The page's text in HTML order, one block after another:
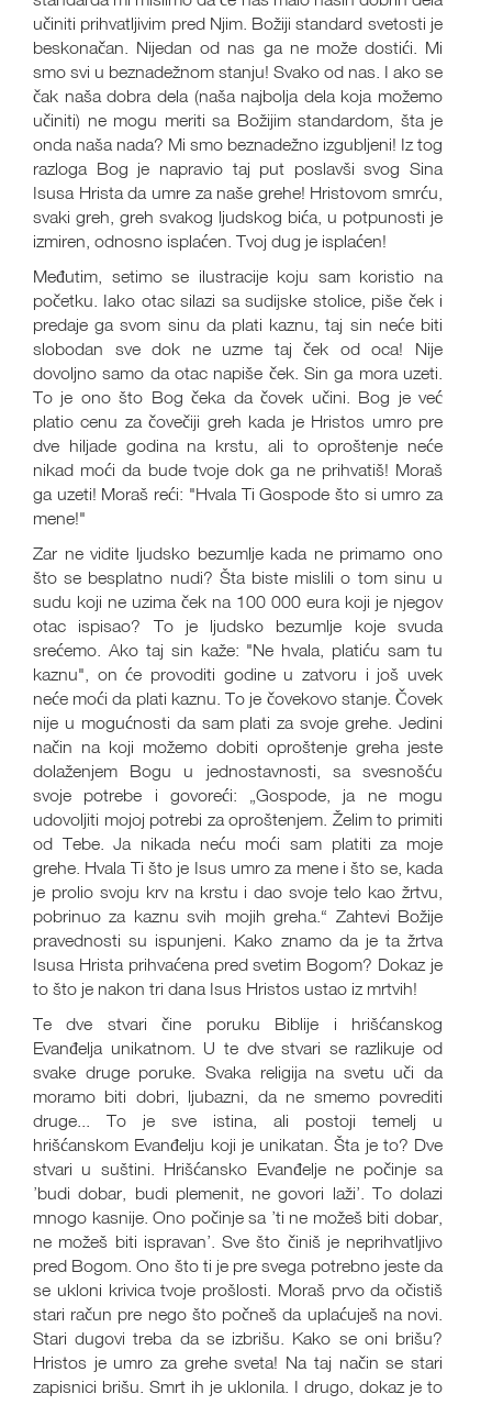
učiniti prihvatljivim pred Njim. Božiji standard svetosti je
beskonačan. Nijedan od nas ga ne može dostići. Mi
smo svi u beznadežnom stanju! Svako od nas. I ako se
čak naša dobra dela (naša najbolja dela koja možemo
učiniti) ne mogu meriti sa Božijim standardom, šta je
onda naša nada? Mi smo beznadežno izgubljeni! Iz tog
razloga Bog je napravio taj put poslavši svog Sina
Isusa Hrista da umre za naše grehe! Hristovom smrću,
svaki greh, greh svakog ljudskog bića, u potpunosti je
izmiren, odnosno isplaćen. Tvoj dug je isplaćen!
Međutim, setimo se ilustracije koju sam koristio na
početku. Iako otac silazi sa sudijske stolice, piše ček i
predaje ga svom sinu da plati kaznu, taj sin neće biti
slobodan sve dok ne uzme taj ček od oca! Nije
dovoljno samo da otac napiše ček. Sin ga mora uzeti.
To je ono što Bog čeka da čovek učini. Bog je već
platio cenu za čovečiji greh kada je Hristos umro pre
dve hiljade godina na krstu, ali to oproštenje neće
nikad moći da bude tvoje dok ga ne prihvatiš! Moraš
ga uzeti! Moraš reći: "Hvala Ti Gospode što si umro za
mene!"
Zar ne vidite ljudsko bezumlje kada ne primamo ono
što se besplatno nudi? Šta biste mislili o tom sinu u
sudu koji ne uzima ček na 100 000 eura koji je njegov
otac ispisao? To je ljudsko bezumlje koje svuda
srećemo. Ako taj sin kaže: "Ne hvala, platiću sam tu
kaznu", on će provoditi godine u zatvoru i još uvek
neće moći da plati kaznu. To je čovekovo stanje. Čovek
nije u mogućnosti da sam plati za svoje grehe. Jedini
način na koji možemo dobiti oproštenje greha jeste
dolaženjem Bogu u jednostavnosti, sa svesnošću
svoje potrebe i govoreći: „Gospode, ja ne mogu
udovoljiti mojoj potrebi za oproštenjem. Želim to primiti
od Tebe. Ja nikada neću moći sam platiti za moje
grehe. Hvala Ti što je Isus umro za mene i što se, kada
je prolio svoju krv na krstu i dao svoje telo kao žrtvu,
pobrinuo za kaznu svih mojih greha.“ Zahtevi Božije
pravednosti su ispunjeni. Kako znamo da je ta žrtva
Isusa Hrista prihvaćena pred svetim Bogom? Dokaz je
to što je nakon tri dana Isus Hristos ustao iz mrtvih!
Te dve stvari čine poruku Biblije i hrišćanskog
Evanđelja unikatnom. U te dve stvari se razlikuje od
svake druge poruke. Svaka religija na svetu uči da
moramo biti dobri, ljubazni, da ne smemo povrediti
druge... To je sve istina, ali postoji temelj u
hrišćanskom Evanđelju koji je unikatan. Šta je to? Dve
stvari u suštini. Hrišćansko Evanđelje ne počinje sa
’budi dobar, budi plemenit, ne govori laži’. To dolazi
mnogo kasnije. Ono počinje sa ’ti ne možeš biti dobar,
ne možeš biti ispravan’. Sve što činiš je neprihvatljivo
pred Bogom. Ono što ti je pre svega potrebno jeste da
se ukloni krivica tvoje prošlosti. Moraš prvo da očistiš
stari račun pre nego što počneš da uplaćuješ na novi.
Stari dugovi treba da se izbrišu. Kako se oni brišu?
Hristos je umro za grehe sveta! Na taj način se stari
zapisnici brišu. Smrt ih je uklonila. I drugo, dokaz je to